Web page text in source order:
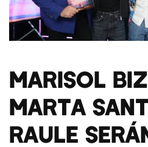
MARISOL
MARTA
RAULE